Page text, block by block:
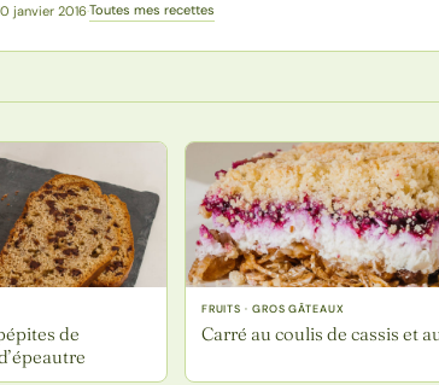
janvier 2016·Toutes mes recettes
de
FRUITS · GROS GÂTEAUX
Carré au coulis de cassis et